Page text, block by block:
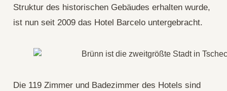
Struktur des historischen Gebäudes erhalten wurde,
ist nun seit 2009 das Hotel Barcelo untergebracht.
Die 119 Zimmer und Badezimmer des Hotels sind